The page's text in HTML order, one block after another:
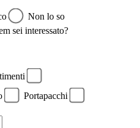
Non lo so
sei interessato?
Portapacchi